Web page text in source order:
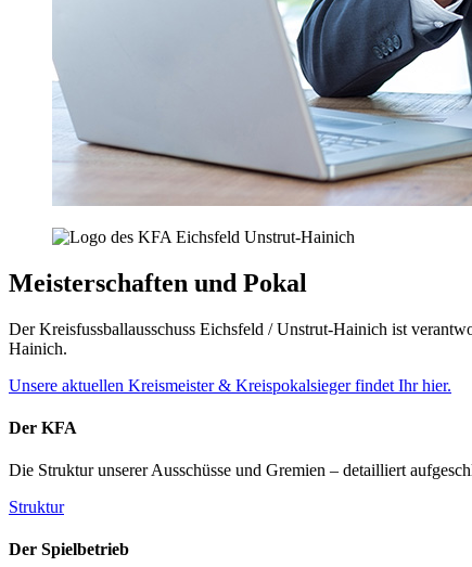
Meisterschaften und Pokal
Der Kreisfussballausschuss Eichsfeld / Unstrut-Hainich ist
Hainich.
Unsere aktuellen Kreismeister & Kreispokalsieger findet Ihr hier.
Der KFA
Die Struktur unserer Ausschüsse und Gremien – detailliert
Struktur
Der Spielbetrieb